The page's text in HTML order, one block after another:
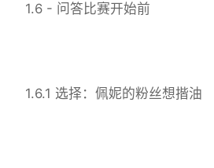
1.6 - 问答比赛开始前
1.6.1 选择：佩妮的粉丝想揩油